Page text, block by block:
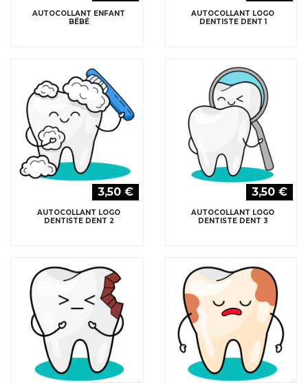
AUTOCOLLANT ENFANT
BÉBÉ
AUTOCOLLANT LOGO
DENTISTE DENT 1
3,50 €
AUTOCOLLANT LOGO
DENTISTE DENT 2
3,50 €
AUTOCOLLANT LOGO
DENTISTE DENT 3